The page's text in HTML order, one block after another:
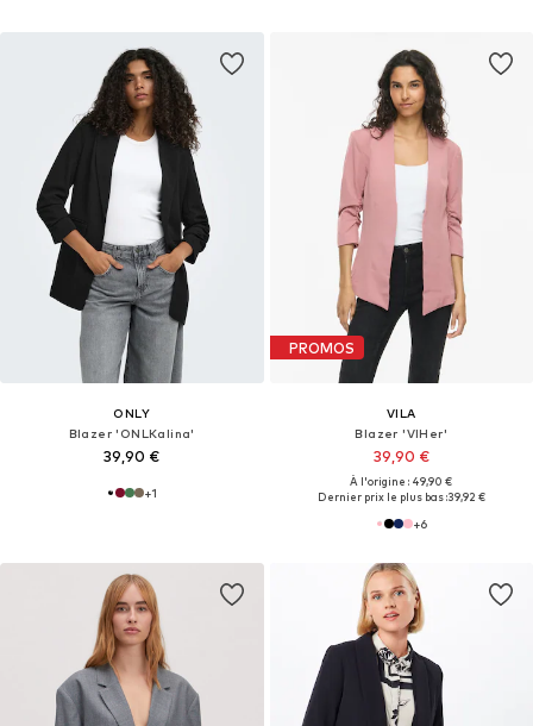
ONLY
Blazer 'ONLKalina'
39,90 €
+1
PROMOS
VILA
Blazer 'VIHer'
39,90 €
À l'origine : 49,90 €
Dernier prix le plus bas :39,92 €
+6